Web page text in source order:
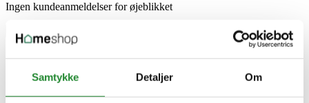
Samtykke Detaljer Om
Ingen kundeanmeldelser for øjeblikket
×